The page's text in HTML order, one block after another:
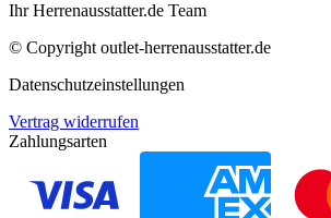
Ihr Herrenausstatter.de Team
© Copyright outlet-herrenausstatter.de
Datenschutzeinstellungen
Vertrag widerrufen
Zahlungsarten